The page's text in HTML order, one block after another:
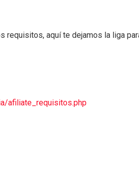
requisitos, aquí te dejamos la liga
afiliate_requisitos.php